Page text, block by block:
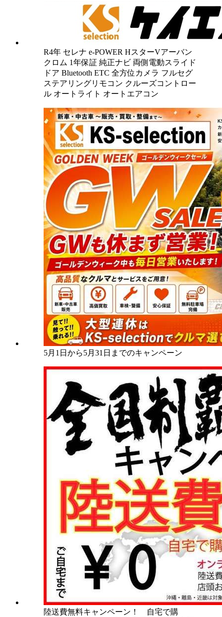
R4年 セレナ e-POWER HスターVアーバン
クロム 1年保証 純正ナビ 両側電動スライド
ドア Bluetooth ETC 全方位カメラ フルセグ
ステアリングリモコン クルーズコントロー
ル オートライト オートエアコン
5月1日から5月31日までのキャンペーン
陸送費無料キャンペーン！ 自宅で購